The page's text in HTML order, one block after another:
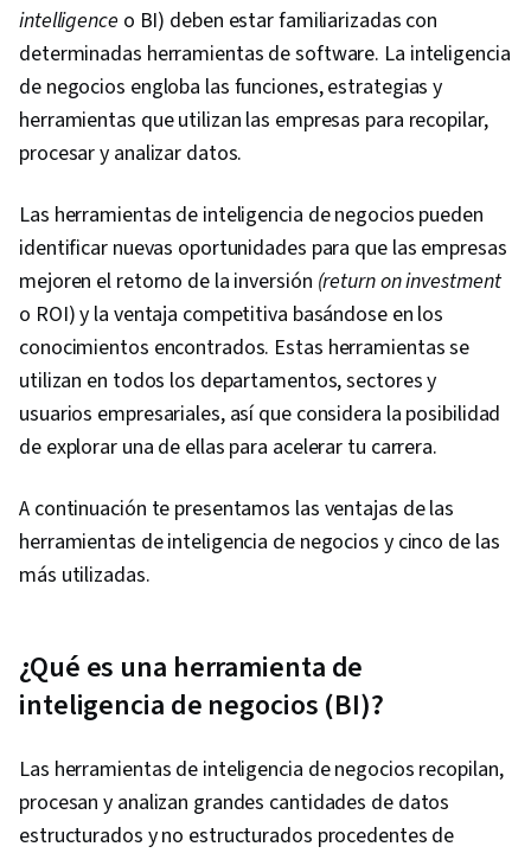
intelligence o BI) deben estar familiarizadas con
determinadas herramientas de software. La inteligencia
de negocios engloba las funciones, estrategias y
herramientas que utilizan las empresas para recopilar,
procesar y analizar datos.
Las herramientas de inteligencia de negocios pueden
identificar nuevas oportunidades para que las empresas
mejoren el retorno de la inversión (return on investment
o ROI) y la ventaja competitiva basándose en los
conocimientos encontrados. Estas herramientas se
utilizan en todos los departamentos, sectores y
usuarios empresariales, así que considera la posibilidad
de explorar una de ellas para acelerar tu carrera.
A continuación te presentamos las ventajas de las
herramientas de inteligencia de negocios y cinco de las
más utilizadas.
¿Qué es una herramienta de
inteligencia de negocios (BI)?
Las herramientas de inteligencia de negocios recopilan,
procesan y analizan grandes cantidades de datos
estructurados y no estructurados procedentes de